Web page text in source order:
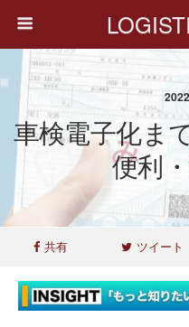
車検電子化ま
便利
共有 ツイート